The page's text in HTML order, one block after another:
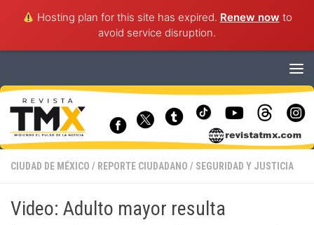
Hosting plan for this site has expired. Renew now to
avoid service disruption.
CIUDAD DE MÉXICO / REPORTE CIUDADANO / SEGURIDAD Y JUSTICIA
Video: Adulto mayor resulta